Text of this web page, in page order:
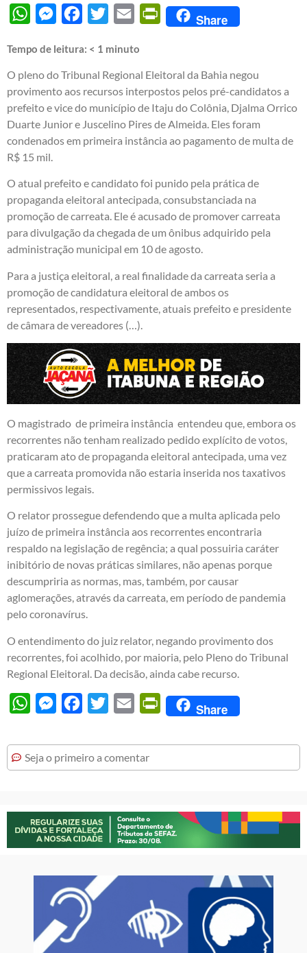
WhatsAppMessengerFacebook
Twitter Email PrintFriendly
Share
Tempo de leitura: < 1 minuto
O pleno do Tribunal Regional Eleitoral da Bahia negou
provimento aos recursos interpostos pelos pré-candidatos a
prefeito e vice do município de Itaju do Colônia, Djalma Orrico
Duarte Junior e Juscelino Pires de Almeida. Eles foram
condenados em primeira instância ao pagamento de multa de
R$ 15 mil.
O atual prefeito e candidato foi punido pela prática de
propaganda eleitoral antecipada, consubstanciada na
promoção de carreata. Ele é acusado de promover carreata
para divulgação da chegada de um ônibus adquirido pela
administração municipal em 10 de agosto.
Para a justiça eleitoral, a real finalidade da carreata seria a
promoção de candidatura eleitoral de ambos os
representados, respectivamente, atuais prefeito e presidente
de câmara de vereadores (…).
O magistrado de primeira instância entendeu que, embora os
recorrentes não tenham realizado pedido explícito de votos,
praticaram ato de propaganda eleitoral antecipada, uma vez
que a carreata promovida não estaria inserida nos taxativos
permissivos legais.
O relator prossegue defendendo que a multa aplicada pelo
juízo de primeira instância aos recorrentes encontraria
respaldo na legislação de regência; a qual possuiria caráter
inibitório de novas práticas similares, não apenas porque
descumpriria as normas, mas, também, por causar
aglomerações, através da carreata, em período de pandemia
pelo coronavírus.
O entendimento do juiz relator, negando provimento dos
recorrentes, foi acolhido, por maioria, pelo Pleno do Tribunal
Regional Eleitoral. Da decisão, ainda cabe recurso.
WhatsAppMessengerFacebook
Twitter Email PrintFriendly
Share
Seja o primeiro a comentar